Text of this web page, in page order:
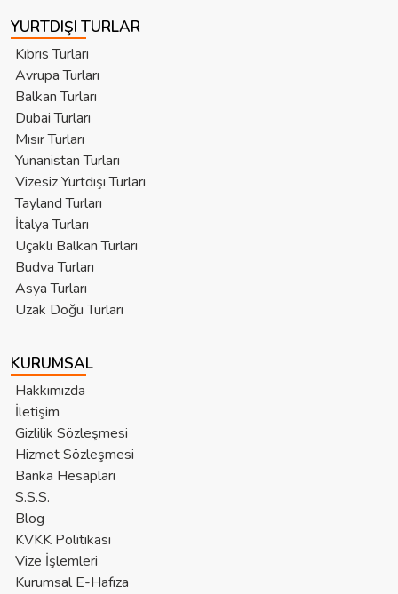
YURTDIŞI TURLAR
Kıbrıs Turları
Avrupa Turları
Balkan Turları
Dubai Turları
Mısır Turları
Yunanistan Turları
Vizesiz Yurtdışı Turları
Tayland Turları
İtalya Turları
Uçaklı Balkan Turları
Budva Turları
Asya Turları
Uzak Doğu Turları
KURUMSAL
Hakkımızda
İletişim
Gizlilik Sözleşmesi
Hizmet Sözleşmesi
Banka Hesapları
S.S.S.
Blog
KVKK Politikası
Vize İşlemleri
Kurumsal E-Hafıza